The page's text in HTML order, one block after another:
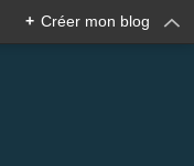
+ Créer mon blog